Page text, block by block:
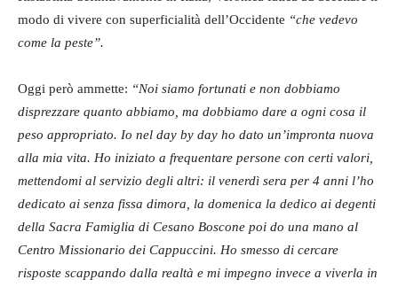
modo di vivere con superficialità dell’Occidente “che vedevo
come la peste”.
Oggi però ammette: “Noi siamo fortunati e non dobbiamo
disprezzare quanto abbiamo, ma dobbiamo dare a ogni cosa il
peso appropriato. Io nel day by day ho dato un’impronta nuova
alla mia vita. Ho iniziato a frequentare persone con certi valori,
mettendomi al servizio degli altri: il venerdì sera per 4 anni l’ho
dedicato ai senza fissa dimora, la domenica la dedico ai degenti
della Sacra Famiglia di Cesano Boscone poi do una mano al
Centro Missionario dei Cappuccini. Ho smesso di cercare
risposte scappando dalla realtà e mi impegno invece a viverla in